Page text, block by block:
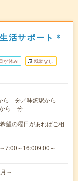
活サポート＊
が休み 残業なし
ら---分／味鋺駅から---
ら---分
望の曜日があればご相
7:00～16:009:00～
～